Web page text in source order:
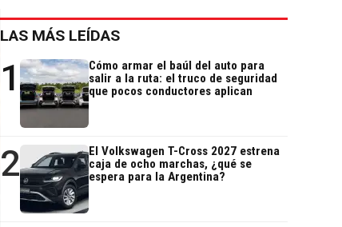
LAS MÁS LEÍDAS
1
Cómo armar el baúl del auto para
salir a la ruta: el truco de seguridad
que pocos conductores aplican
2
El Volkswagen T-Cross 2027 estrena
caja de ocho marchas, ¿qué se
espera para la Argentina?